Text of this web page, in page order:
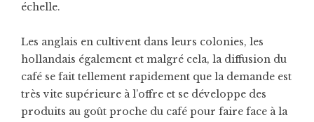
échelle.
Les anglais en cultivent dans leurs colonies, les
hollandais également et malgré cela, la diffusion du
café se fait tellement rapidement que la demande est
très vite supérieure à l’offre et se développe des
produits au goût proche du café pour faire face à la